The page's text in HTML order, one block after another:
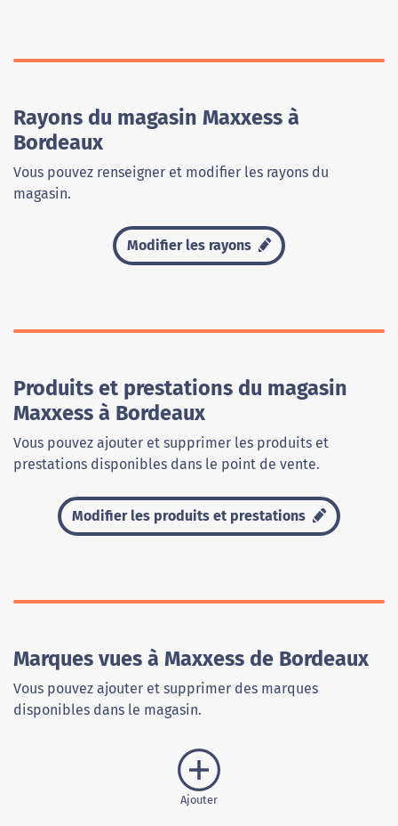
Rayons du magasin Maxxess à
Bordeaux
Vous pouvez renseigner et modifier les rayons du
magasin.
Modifier les rayons
Produits et prestations du magasin
Maxxess à Bordeaux
Vous pouvez ajouter et supprimer les produits et
prestations disponibles dans le point de vente.
Modifier les produits et prestations
Marques vues à Maxxess de Bordeaux
Vous pouvez ajouter et supprimer des marques
disponibles dans le magasin.
Ajouter